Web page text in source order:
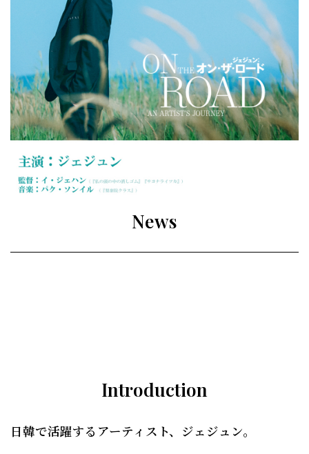
News
Introduction
日韓で活躍するアーティスト、ジェジュン。